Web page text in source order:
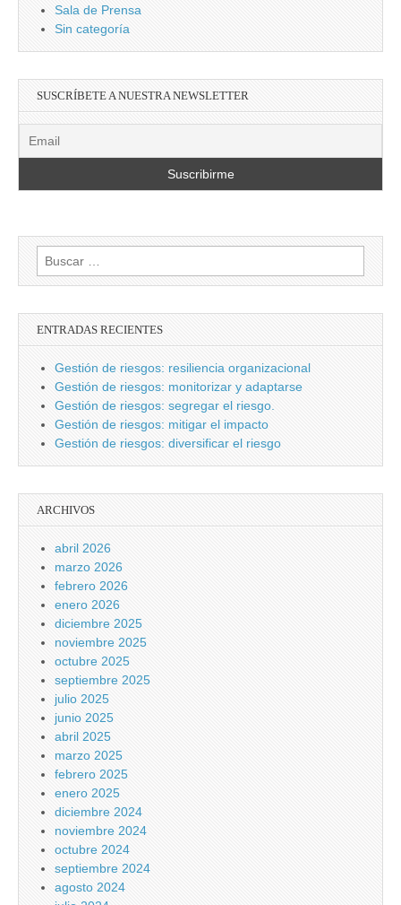
Sala de Prensa
Sin categoría
SUSCRÍBETE A NUESTRA NEWSLETTER
Buscar:
ENTRADAS RECIENTES
Gestión de riesgos: resiliencia organizacional
Gestión de riesgos: monitorizar y adaptarse
Gestión de riesgos: segregar el riesgo.
Gestión de riesgos: mitigar el impacto
Gestión de riesgos: diversificar el riesgo
ARCHIVOS
abril 2026
marzo 2026
febrero 2026
enero 2026
diciembre 2025
noviembre 2025
octubre 2025
septiembre 2025
julio 2025
junio 2025
abril 2025
marzo 2025
febrero 2025
enero 2025
diciembre 2024
noviembre 2024
octubre 2024
septiembre 2024
agosto 2024